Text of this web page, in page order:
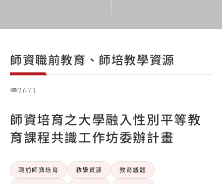
師資職前教育、師培教學資源
2671
師資培育之大學融入性別平等教
育課程共識工作坊委辦計畫
職前師資培育 教學資源 教育議題